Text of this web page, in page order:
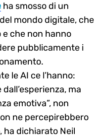
ha smosso di un
mondo digitale, che
che non hanno
pubblicamente i
le AI ce l’hanno:
ma
emotiva”, non
ne percepirebbero
ha dichiarato Neil